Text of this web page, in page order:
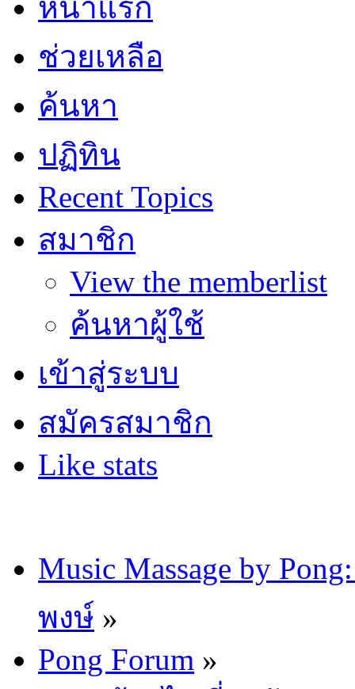
หน้าแรก
ช่วยเหลือ
ค้นหา
ปฏิทิน
Recent Topics
สมาชิก
View the memberlist
ค้นหาผู้ใช้
เข้าสู่ระบบ
สมัครสมาชิก
Like stats
Music Massage by
พงษ์ »
Pong Forum »